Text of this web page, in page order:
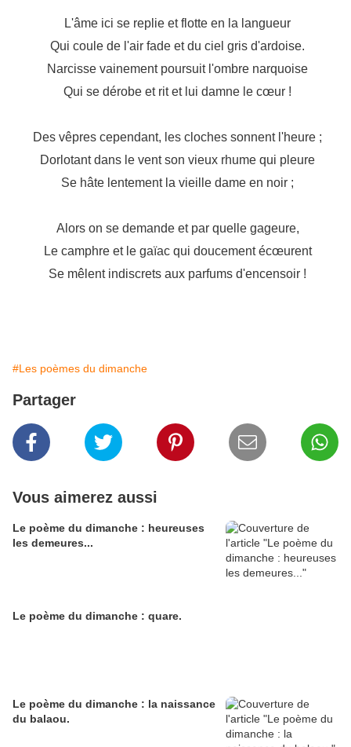
L'âme ici se replie et flotte en la langueur
Qui coule de l'air fade et du ciel gris d'ardoise.
Narcisse vainement poursuit l'ombre narquoise
Qui se dérobe et rit et lui damne le cœur !
Des vêpres cependant, les cloches sonnent l'heure ;
Dorlotant dans le vent son vieux rhume qui pleure
Se hâte lentement la vieille dame en noir ;
Alors on se demande et par quelle gageure,
Le camphre et le gaïac qui doucement écœurent
Se mêlent indiscrets aux parfums d'encensoir !
#Les poèmes du dimanche
Partager
Vous aimerez aussi
Le poème du dimanche : heureuses
les demeures...
Le poème du dimanche : quare.
Le poème du dimanche : la naissance
du balaou.